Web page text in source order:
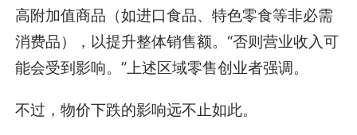
高附加值商品（如进口食品、特色零食等非必需
消费品），以提升整体销售额。“否则营业收入可
能会受到影响。”上述区域零售创业者强调。
不过，物价下跌的影响远不止如此。